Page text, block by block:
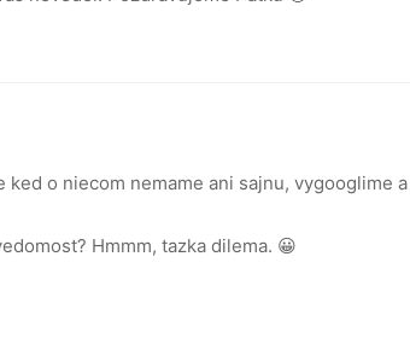
ked o niecom nemame ani sajnu, vygooglime
Hmmm, tazka dilema. 😀